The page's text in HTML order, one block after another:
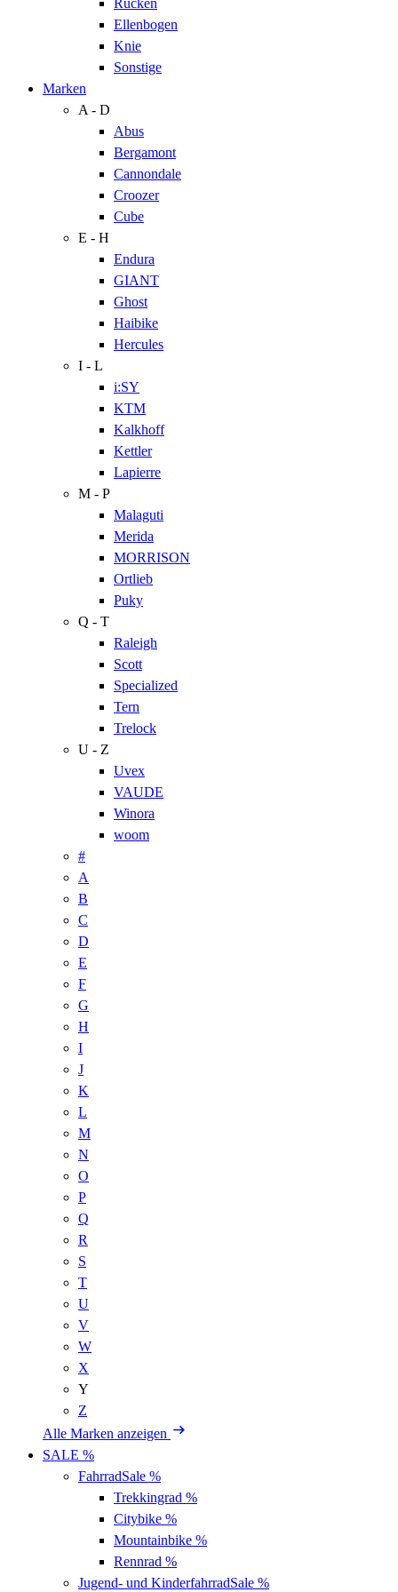
Ellenbogen
Knie
Sonstige
Marken
A - D
Abus
Bergamont
Cannondale
Croozer
Cube
E - H
Endura
GIANT
Ghost
Haibike
Hercules
I - L
i:SY
KTM
Kalkhoff
Kettler
Lapierre
M - P
Malaguti
Merida
MORRISON
Ortlieb
Puky
Q - T
Raleigh
Scott
Specialized
Tern
Trelock
U - Z
Uvex
VAUDE
Winora
woom
#
A
B
C
D
E
F
G
H
I
J
K
L
M
N
O
P
Q
R
S
T
U
V
W
X
Y
Z
Alle Marken anzeigen
SALE %
FahrradSale %
Trekkingrad %
Citybike %
Mountainbike %
Rennrad %
Jugend- und KinderfahrradSale %